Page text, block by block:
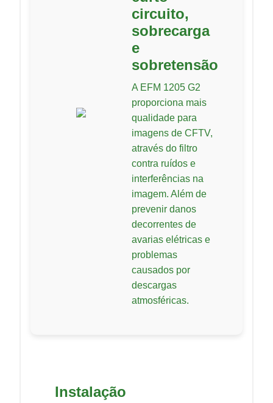
circuito,
sobrecarga
e
sobretensão
A EFM 1205 G2
proporciona mais
qualidade para
imagens de CFTV,
através do filtro
contra ruídos e
interferências na
imagem. Além de
prevenir danos
decorrentes de
avarias elétricas e
problemas
causados por
descargas
atmosféricas.
Instalação